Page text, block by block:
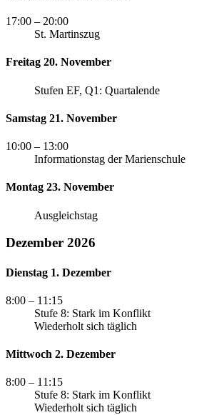
17:00 – 20:00
St. Martinszug
Freitag 20. November
Stufen EF, Q1: Quartalende
Samstag 21. November
10:00 – 13:00
Informationstag der Marienschule
Montag 23. November
Ausgleichstag
Dezember 2026
Dienstag 1. Dezember
8:00 – 11:15
Stufe 8: Stark im Konflikt
Wiederholt sich täglich
Mittwoch 2. Dezember
8:00 – 11:15
Stufe 8: Stark im Konflikt
Wiederholt sich täglich